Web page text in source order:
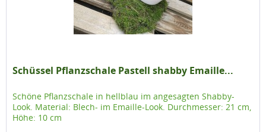
Schüssel Pflanzschale Pastell shabby Emaille...
Schöne Pflanzschale in hellblau im angesagten Shabby-
Look. Material: Blech- im Emaille-Look. Durchmesser: 21 cm,
Höhe: 10 cm